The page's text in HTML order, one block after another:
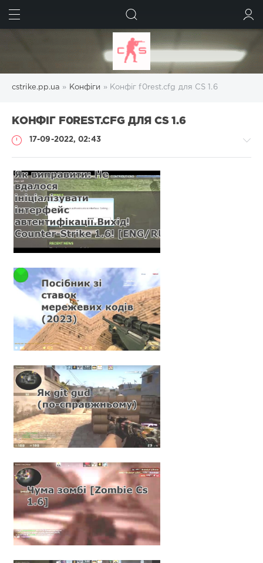
cstrike.pp.ua » Конфіги » Конфіг f0rest.cfg для CS 1.6
КОНФІГ F0REST.CFG ДЛЯ CS 1.6
17-09-2022, 02:43
Конфіги
Administrator
663